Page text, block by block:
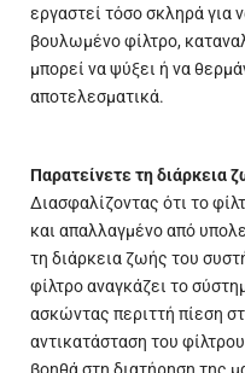
εργαστεί τόσο σκληρά για
βουλωμένο φίλτρο,
μπορεί να ψύξει ή να
αποτελεσματικά.
Παρατείνετε τη διάρκεια
Διασφαλίζοντας ότι το
και απαλλαγμένο από
τη διάρκεια ζωής του
φίλτρο αναγκάζει το
ασκώντας περιττή πίεση
αντικατάσταση του